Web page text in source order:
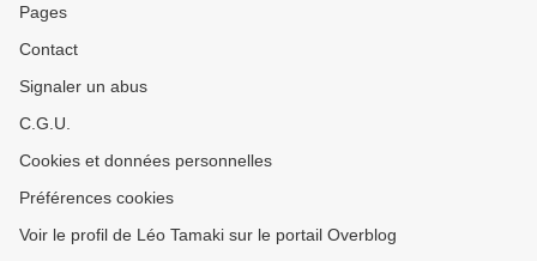
Pages
Contact
Signaler un abus
C.G.U.
Cookies et données personnelles
Préférences cookies
Voir le profil de Léo Tamaki sur le portail Overblog